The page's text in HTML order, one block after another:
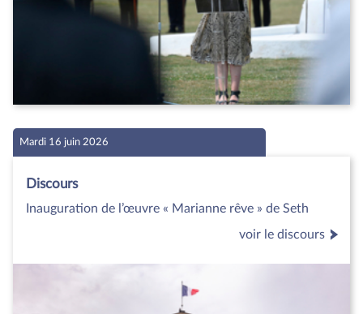
Mardi 16 juin 2026
Discours
Inauguration de l’œuvre « Marianne rêve » de Seth
voir le discours